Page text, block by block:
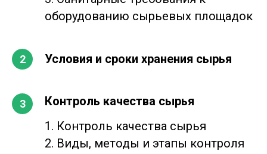
оборудованию сырьевых площадок
Условия и сроки хранения сырья
Контроль качества сырья
1. Контроль качества сырья
2. Виды, методы и этапы контроля